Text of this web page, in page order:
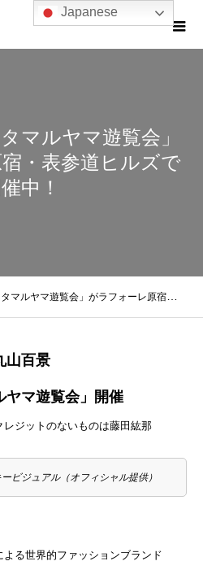
マルヤマ遊覧会」
・表参道ヒルズで
中！
マ遊覧会」がラフォーレ原宿・表参道ヒルズで開催中！
山百景
ヤマ遊覧会」開催
ジットのないものは藤田紘那
ビジュアル（オフィシャル提供）
る世界的ファッションブランド
Japanese